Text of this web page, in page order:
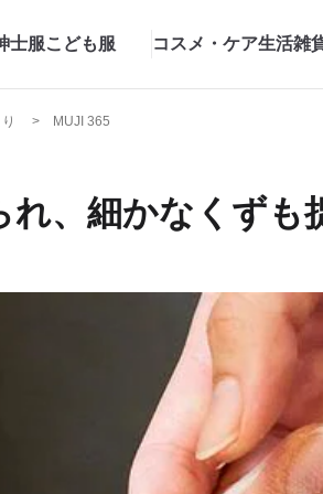
士服こども服 コスメ・ケア生活雑
MUJI 365
れ、細かなくずも